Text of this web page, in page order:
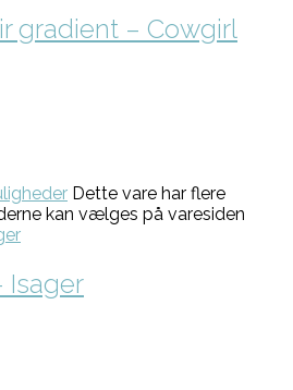
gradient – Cowgirl
Dette vare har flere
kan vælges på varesiden
Isager